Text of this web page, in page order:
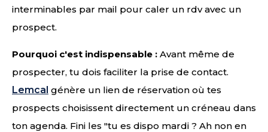
interminables par mail pour caler un rdv avec un
prospect.
Pourquoi c'est indispensable : Avant même de
prospecter, tu dois faciliter la prise de contact.
Lemcal génère un lien de réservation où tes
prospects choisissent directement un créneau dans
ton agenda. Fini les "tu es dispo mardi ? Ah non en